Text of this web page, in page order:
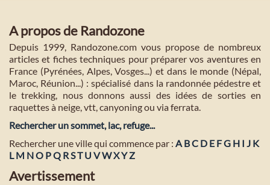
A propos de Randozone
Depuis 1999, Randozone.com vous propose de nombreux
articles et fiches techniques pour préparer vos aventures en
France (Pyrénées, Alpes, Vosges...) et dans le monde (Népal,
Maroc, Réunion...) : spécialisé dans la randonnée pédestre et
le trekking, nous donnons aussi des idées de sorties en
raquettes à neige, vtt, canyoning ou via ferrata.
Rechercher un sommet, lac, refuge...
Rechercher une ville qui commence par : A BC D E FG H I J K
L M NO PQ R ST U VWXY Z
Avertissement